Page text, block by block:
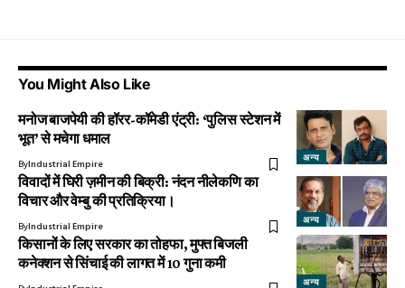
You Might Also Like
अन्य
मनोज बाजपेयी की हॉरर-कॉमेडी एंट्री: ‘पुलिस स्टेशन में
भूत’ से मचेगा धमाल
ByIndustrial Empire
अन्य
विवादों में घिरी ज़मीन की बिक्री: नंदन नीलेकणि का
विचार और वेम्बु की प्रतिक्रिया।
ByIndustrial Empire
अन्य
किसानों के लिए सरकार का तोहफा, मुफ्त बिजली
कनेक्शन से सिंचाई की लागत में 10 गुना कमी